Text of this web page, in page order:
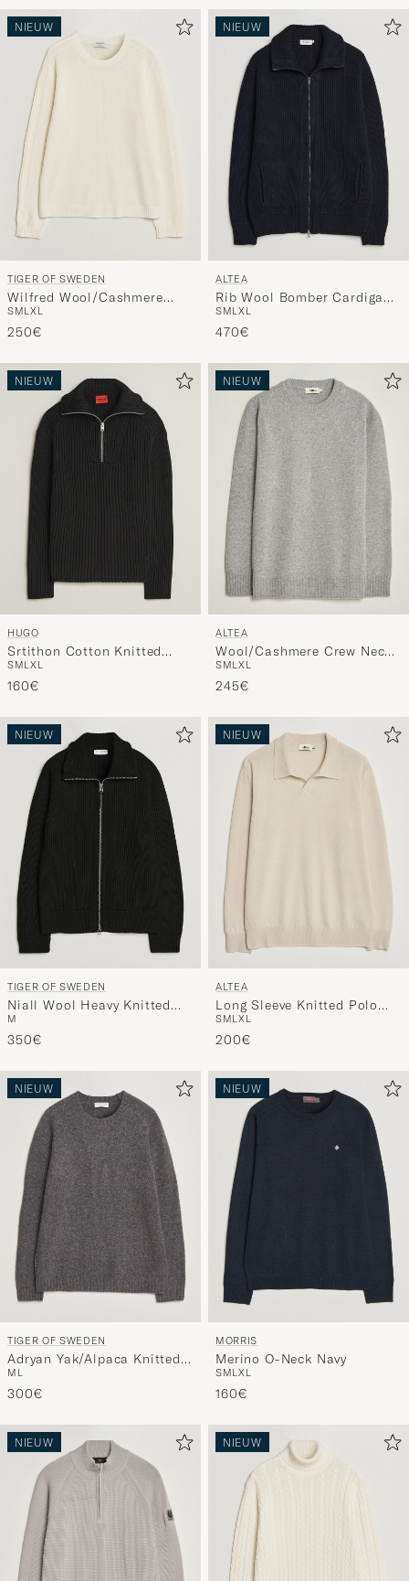
NIEUW
TIGER OF SWEDEN
Wilfred Wool/Cashmere
Sweater Porcelain Cream
SMLXL
250€
NIEUW
ALTEA
Rib Wool Bomber Cardigan
Navy
SMLXL
470€
NIEUW
HUGO
Srtithon Cotton Knitted
Half Zip Black
SMLXL
160€
NIEUW
ALTEA
Wool/Cashmere Crew Neck
Pullover Light Grey
SMLXL
245€
NIEUW
TIGER OF SWEDEN
Niall Wool Heavy Knitted
Full Zip Black
M
350€
NIEUW
ALTEA
Long Sleeve Knitted Polo
Beige
SMLXL
200€
NIEUW
TIGER OF SWEDEN
Adryan Yak/Alpaca Knitted
Sweater Grey Melange
M L
300€
NIEUW
MORRIS
Merino O-Neck Navy
SMLXL
160€
NIEUW NIEUW